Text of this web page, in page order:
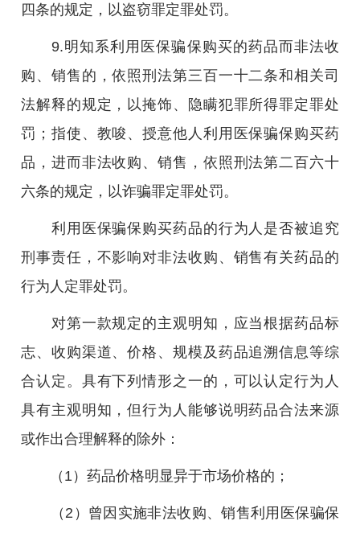
四条的规定，以盗窃罪定罪处罚。
9.明知系利用医保骗保购买的药品而非法收
购、销售的，依照刑法第三百一十二条和相关司
法解释的规定，以掩饰、隐瞒犯罪所得罪定罪处
罚；指使、教唆、授意他人利用医保骗保购买药
品，进而非法收购、销售，依照刑法第二百六十
六条的规定，以诈骗罪定罪处罚。
利用医保骗保购买药品的行为人是否被追究
刑事责任，不影响对非法收购、销售有关药品的
行为人定罪处罚。
对第一款规定的主观明知，应当根据药品标
志、收购渠道、价格、规模及药品追溯信息等综
合认定。具有下列情形之一的，可以认定行为人
具有主观明知，但行为人能够说明药品合法来源
或作出合理解释的除外：
（1）药品价格明显异于市场价格的；
（2）曾因实施非法收购、销售利用医保骗保